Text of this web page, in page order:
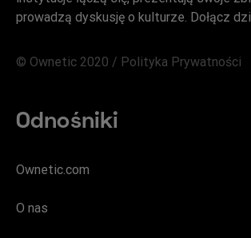
prowadzą dyskusję o kulturze. Dołącz
© Ownetic 2020 / Polityka Prywatności
Odnośniki
Ownetic.com
O nas